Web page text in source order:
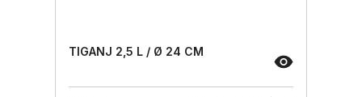
TIGANJ 2,5 L / Ø 24 CM